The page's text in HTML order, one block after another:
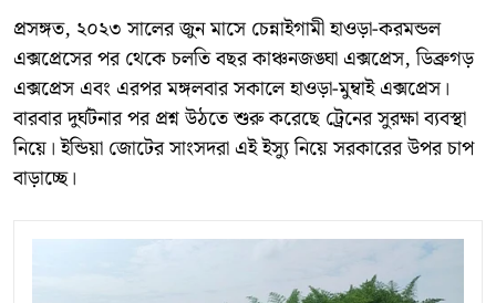
প্রসঙ্গত, ২০২৩ সালের জুন মাসে চেন্নাইগামী হাওড়া-করমন্ডল
এক্সপ্রেসের পর থেকে চলতি বছর কাঞ্চনজঙ্ঘা এক্সপ্রেস, ডিব্রুগড়
এক্সপ্রেস এবং এরপর মঙ্গলবার সকালে হাওড়া-মুম্বাই এক্সপ্রেস।
বারবার দুর্ঘটনার পর প্রশ্ন উঠতে শুরু করেছে ট্রেনের সুরক্ষা ব্যবস্থা
নিয়ে। ইন্ডিয়া জোটের সাংসদরা এই ইস্যু নিয়ে সরকারের উপর চাপ
বাড়াচ্ছে।